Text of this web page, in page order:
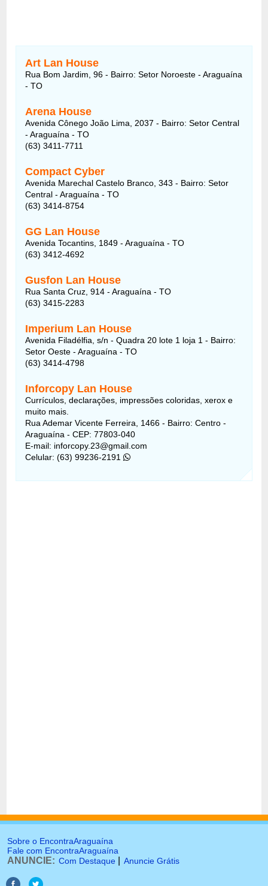
Art Lan House
Rua Bom Jardim, 96 - Bairro: Setor Noroeste - Araguaína
- TO
Arena House
Avenida Cônego João Lima, 2037 - Bairro: Setor Central
- Araguaína - TO
(63) 3411-7711
Compact Cyber
Avenida Marechal Castelo Branco, 343 - Bairro: Setor
Central - Araguaína - TO
(63) 3414-8754
GG Lan House
Avenida Tocantins, 1849 - Araguaína - TO
(63) 3412-4692
Gusfon Lan House
Rua Santa Cruz, 914 - Araguaína - TO
(63) 3415-2283
Imperium Lan House
Avenida Filadélfia, s/n - Quadra 20 lote 1 loja 1 - Bairro:
Setor Oeste - Araguaína - TO
(63) 3414-4798
Inforcopy Lan House
Currículos, declarações, impressões coloridas, xerox e
muito mais.
Rua Ademar Vicente Ferreira, 1466 - Bairro: Centro -
Araguaína - CEP: 77803-040
E-mail: inforcopy.23@gmail.com
Celular: (63) 99236-2191
Sobre o EncontraAraguaína
Fale com EncontraAraguaína
ANUNCIE: Com Destaque Anuncie Grátis